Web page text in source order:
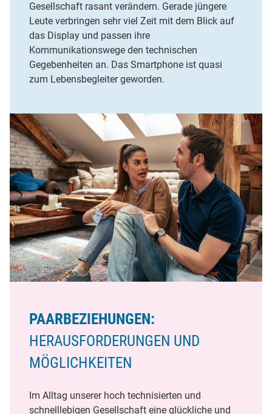
Gesellschaft rasant verändern. Gerade jüngere
Leute verbringen sehr viel Zeit mit dem Blick auf
das Display und passen ihre
Kommunikationswege den technischen
Gegebenheiten an. Das Smartphone ist quasi
zum Lebensbegleiter geworden.
PAARBEZIEHUNGEN:
HERAUSFORDERUNGEN UND
MÖGLICHKEITEN
Im Alltag unserer hoch technisierten und
schnelllebigen Gesellschaft eine glückliche und